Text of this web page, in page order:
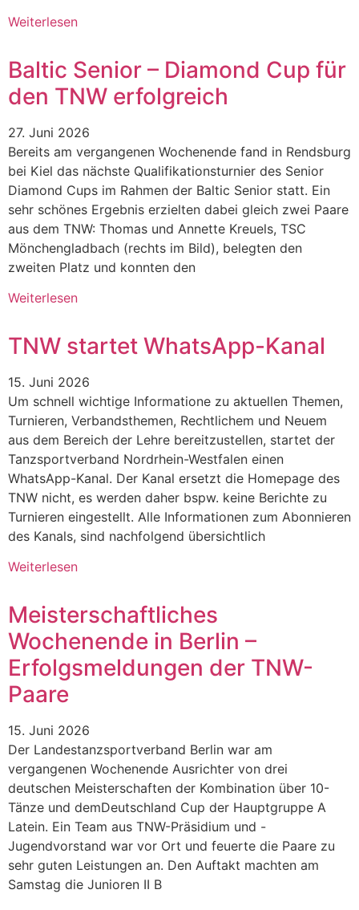
Weiterlesen
Baltic Senior – Diamond Cup für
den TNW erfolgreich
27. Juni 2026
Bereits am vergangenen Wochenende fand in Rendsburg
bei Kiel das nächste Qualifikationsturnier des Senior
Diamond Cups im Rahmen der Baltic Senior statt. Ein
sehr schönes Ergebnis erzielten dabei gleich zwei Paare
aus dem TNW: Thomas und Annette Kreuels, TSC
Mönchengladbach (rechts im Bild), belegten den
zweiten Platz und konnten den
Weiterlesen
TNW startet WhatsApp-Kanal
15. Juni 2026
Um schnell wichtige Informatione zu aktuellen Themen,
Turnieren, Verbandsthemen, Rechtlichem und Neuem
aus dem Bereich der Lehre bereitzustellen, startet der
Tanzsportverband Nordrhein-Westfalen einen
WhatsApp-Kanal. Der Kanal ersetzt die Homepage des
TNW nicht, es werden daher bspw. keine Berichte zu
Turnieren eingestellt. Alle Informationen zum Abonnieren
des Kanals, sind nachfolgend übersichtlich
Weiterlesen
Meisterschaftliches
Wochenende in Berlin –
Erfolgsmeldungen der TNW-
Paare
15. Juni 2026
Der Landestanzsportverband Berlin war am
vergangenen Wochenende Ausrichter von drei
deutschen Meisterschaften der Kombination über 10-
Tänze und demDeutschland Cup der Hauptgruppe A
Latein. Ein Team aus TNW-Präsidium und -
Jugendvorstand war vor Ort und feuerte die Paare zu
sehr guten Leistungen an. Den Auftakt machten am
Samstag die Junioren II B